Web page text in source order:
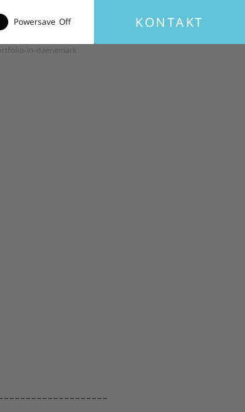
Powersave KONTAKT
in-daenemark